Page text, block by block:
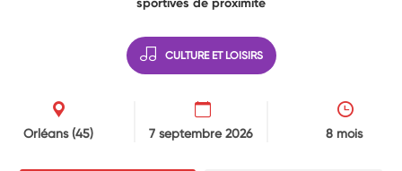
CULTURE ET LOISIRS
Orléans(45) 7 septembre 2026 8 mois